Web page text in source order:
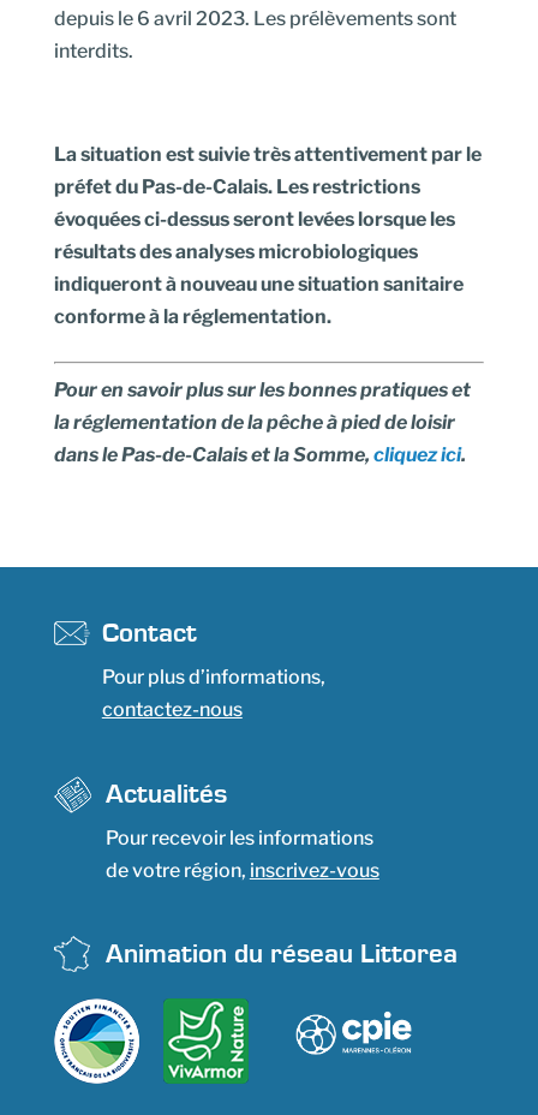
depuis le 6 avril 2023. Les prélèvements sont
interdits.
La situation est suivie très attentivement par le
préfet du Pas-de-Calais. Les restrictions
évoquées ci-dessus seront levées lorsque les
résultats des analyses microbiologiques
indiqueront à nouveau une situation sanitaire
conforme à la réglementation.
Pour en savoir plus sur les bonnes pratiques et
la réglementation de la pêche à pied de loisir
dans le Pas-de-Calais et la Somme, cliquez ici.
Contact
Pour plus d’informations,
contactez-nous
Actualités
Pour recevoir les informations
de votre région, inscrivez-vous
Animation du réseau Littorea